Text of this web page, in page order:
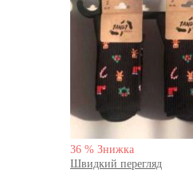
36 % Знижка
Швидкий перегляд